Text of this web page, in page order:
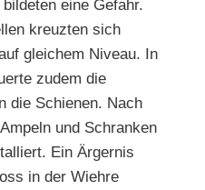
eine Gefahr.
kreuzten sich
gleichem Niveau. In
zudem die
die Schienen. Nach
und Schranken
Ein Ärgernis
in der Wiehre